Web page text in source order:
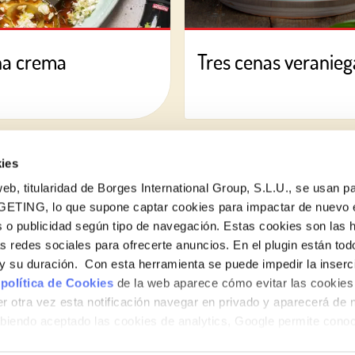
titularidad de Borges International Group, S.L.U., se usan
lo que supone captar cookies para impactar de nuevo
publicidad según tipo de navegación. Estas cookies son las
redes sociales para ofrecerte anuncios. En el plugin están
su duración. Con esta herramienta se puede impedir la
de Cookies de la web aparece cómo evitar las
otra vez esta notificación navegar en privado y aparecerá de
aceptado las cookies de analytics, Google permite
crema Tres cenas
¿Quieres conocer todas nuestras novedades?
Suscríbete a la newsletter de Borges
Newsletter